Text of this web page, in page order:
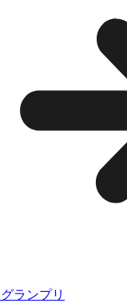
ランプリ